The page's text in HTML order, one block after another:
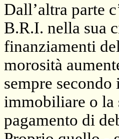
Dall’altra parte
B.R.I. nella sua
finanziamenti
morosità
sempre
immobiliare o la
pagamento di